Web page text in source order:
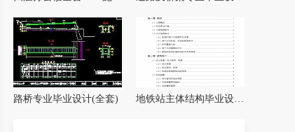
路桥专业毕业设计(全套) 地铁站主体结构毕业设计（含开题报告、任务